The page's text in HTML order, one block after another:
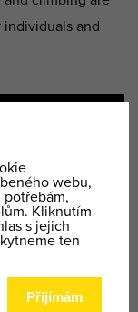
and
and 1x climbing